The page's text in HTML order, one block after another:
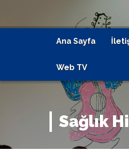
Ana Sayfa
Web TV
Sağlık